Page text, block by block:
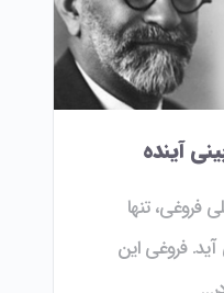
آینده
فروغی، تنها
فروغی این